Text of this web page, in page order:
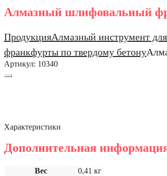
Алмазный шлифовальный
ПродукцияАлмазный инструмент
франкфурты по твердому бетону
Артикул: 10340
Характеристики
Дополнительная
Вес 0,41 кг